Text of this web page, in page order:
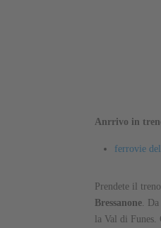
Anrrivo in
ferrovie
Prendete il
Bressanone.
la Val di